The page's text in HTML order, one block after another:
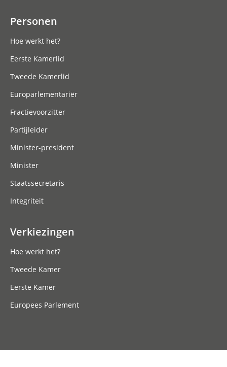
Personen
Hoe werkt het?
Eerste Kamerlid
Tweede Kamerlid
Europarlementariër
Fractievoorzitter
Partijleider
Minister-president
Minister
Staatssecretaris
Integriteit
Verkiezingen
Hoe werkt het?
Tweede Kamer
Eerste Kamer
Europees Parlement